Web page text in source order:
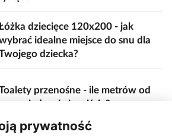
dziecięce 120x200 - jak
idealne miejsce do snu dla
dziecka?
przenośne - ile metrów od
sceny, jedzenia i wejścia?
prywatność